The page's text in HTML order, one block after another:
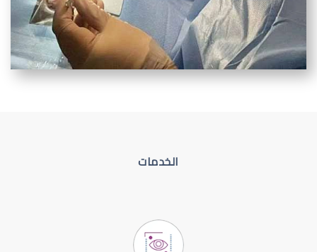
الخدمات